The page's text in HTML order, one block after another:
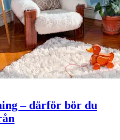
– därför bör du